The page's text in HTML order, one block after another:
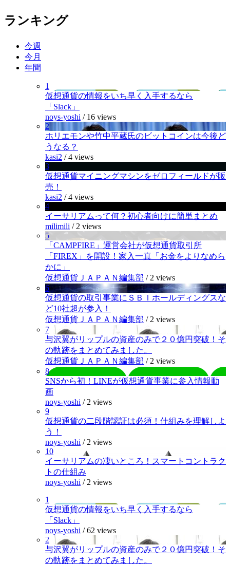
ランキング
今週
今月
年間
1
仮想通貨の情報をいち早く入手するなら
「Slack」
noys-yoshi / 16 views
2
ホリエモンや竹中平蔵氏のビットコインは今後ど
うなる？
kasi2 /4 views
3
仮想通貨マイニングマシンをゼロフィールドが販
売！
kasi2 /4 views
4
イーサリアムって何？初心者向けに簡単まとめ
milimili / 2 views
5
「CAMPFIRE」運営会社が仮想通貨取引所
「FIREX」を開設！家入一真「お金をよりなめら
かに」
仮想通貨ＪＡＰＡＮ編集部 / 2 views
6
仮想通貨の取引事業にＳＢＩホールディングスな
ど10社超が参入！
仮想通貨ＪＡＰＡＮ編集部 / 2 views
7
与沢翼がリップルの資産のみで２０億円突破！そ
の軌跡をまとめてみました。
仮想通貨ＪＡＰＡＮ編集部 / 2 views
8
SNSから初！LINEが仮想通貨事業に参入情報動
画
noys-yoshi / 2 views
9
仮想通貨の二段階認証は必須！仕組みを理解しよ
う！
noys-yoshi / 2 views
10
イーサリアムの凄いところ！スマートコントラク
トの仕組み
noys-yoshi / 2 views
1
仮想通貨の情報をいち早く入手するなら
「Slack」
noys-yoshi /62 views
2
与沢翼がリップルの資産のみで２０億円突破！そ
の軌跡をまとめてみました。